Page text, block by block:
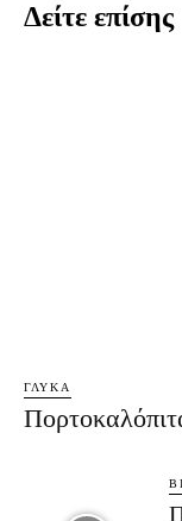
Δείτε επίσης
ΓΛΥΚΆ